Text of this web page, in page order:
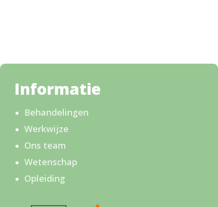
Informatie
Behandelingen
Werkwijze
Ons team
Wetenschap
Opleiding